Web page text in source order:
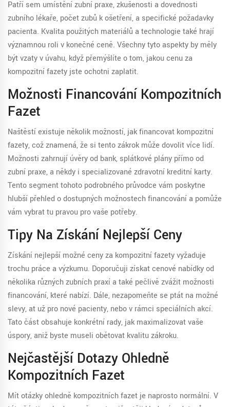
Patří sem umístění zubní praxe, zkušenosti a dovednosti
zubního lékaře, počet zubů k ošetření, a specifické požadavky
pacienta. Kvalita použitých materiálů a technologie také hrají
významnou roli v konečné ceně. Všechny tyto aspekty by měly
být vzaty v úvahu, když přemýšlíte o tom, jakou cenu za
kompozitní fazety jste ochotni zaplatit.
Možnosti Financování Kompozitních
Fazet
Naštěstí existuje několik možností, jak financovat kompozitní
fazety, což znamená, že si tento zákrok může dovolit více lidí.
Možnosti zahrnují úvěry od bank, splátkové plány přímo od
zubní praxe, a někdy i specializované zdravotní kreditní karty.
Tento segment tohoto podrobného průvodce vám poskytne
hlubší přehled o dostupných možnostech financování a pomůže
vám vybrat tu pravou pro vaše potřeby.
Tipy Na Získání Nejlepší Ceny
Získání nejlepší možné ceny za kompozitní fazety vyžaduje
trochu práce a výzkumu. Doporučuji získat cenové nabídky od
několika různých zubních praxí a také pečlivě zvážit možnosti
financování, které nabízí. Dále, nezapomeňte se ptát na možné
slevy, ať už pro nové pacienty, nebo v rámci speciálních akcí.
Tato část obsahuje konkrétní rady, jak maximalizovat vaše
úspory, aniž byste museli obětovat kvalitu zákroku.
Nejčastější Dotazy Ohledně
Kompozitních Fazet
Mít otázky ohledně kompozitních fazet je naprosto normální. V